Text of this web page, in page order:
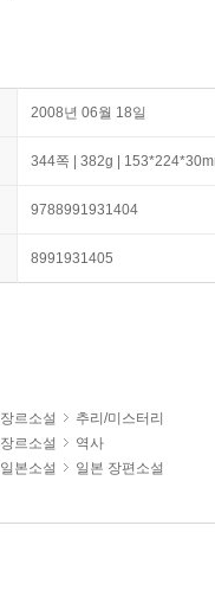
2008년 06월 18일
344쪽 | 382g |
9788991931404
8991931405
장르소설
추리/미스터리
장르소설
역사
일본소설 일본 장편소설